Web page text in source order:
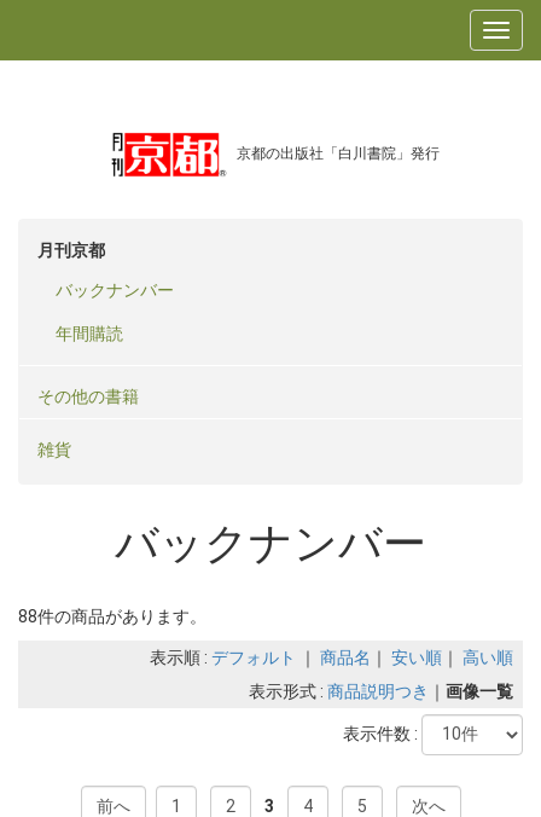
京都の出版社「白川書院」発行
月刊京都
バックナンバー
年間購読
その他の書籍
雑貨
バックナンバー
88件の商品があります。
表示順 : デフォルト ｜ 商品名 ｜ 安い順 ｜ 高い順
表示形式 : 商品説明つき ｜ 画像一覧
表示件数 :
前へ 1 2 3 4 5 次へ